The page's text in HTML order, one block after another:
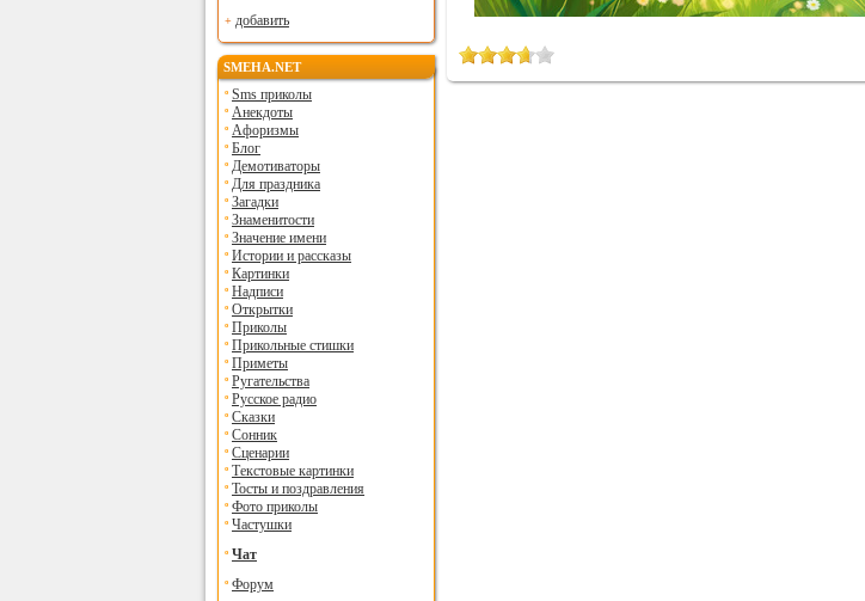
добавить
SMEHA.NET
Sms приколы
Анекдоты
Афоризмы
Блог
Демотиваторы
Для праздника
Загадки
Знаменитости
Значение имени
Истории и рассказы
Картинки
Надписи
Открытки
Приколы
Прикольные стишки
Приметы
Ругательства
Русское радио
Сказки
Сонник
Сценарии
Текстовые картинки
Тосты и поздравления
Фото приколы
Частушки
Чат
Форум